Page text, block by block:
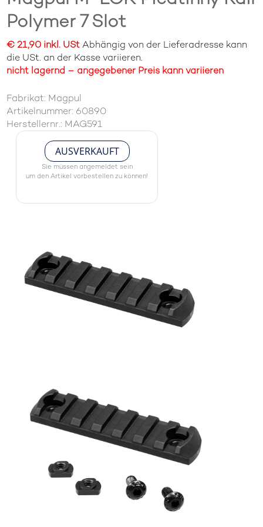
Polymer 7 Slot
€ 21,90 inkl. UStAbhängig von der Lieferadresse kann
die USt. an der Kasse variieren.
nicht lagernd – angegebener Preis kann variieren
Fabrikat: Magpul
Artikelnummer: 60890
Herstellernr.: MAG591
AUSVERKAUFT
Sie müssen angemeldet sein
um den Artikel vorbestellen zu können!